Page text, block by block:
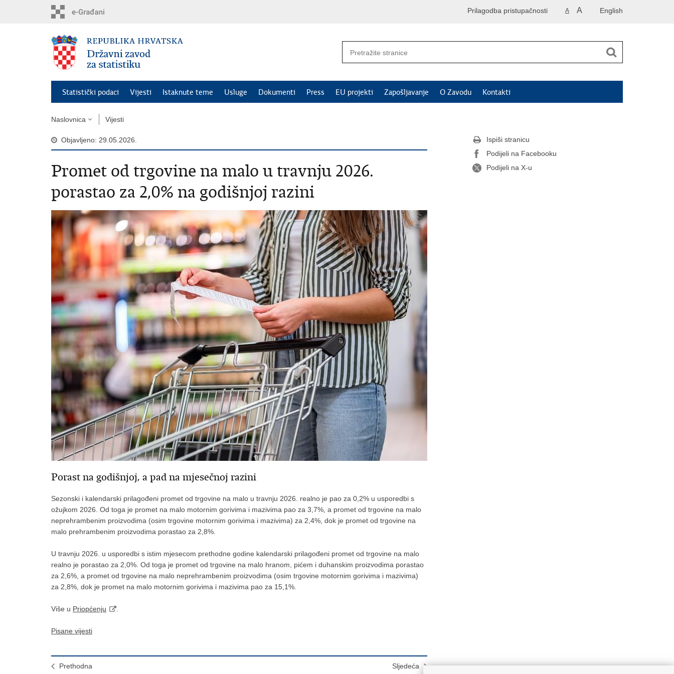
English
A A
Prilagodba pristupačnosti
Statistički podaci Vijesti Istaknute teme Usluge Dokumenti Press EU projekti Zapošljavanje O Zavodu Kontakti
Naslovnica Vijesti
Objavljeno: 29.05.2026.
Promet od trgovine na malo u travnju 2026.
porastao za 2,0% na godišnjoj razini
Porast na godišnjoj, a pad na mjesečnoj razini
Sezonski i kalendarski prilagođeni promet od trgovine na malo u travnju 2026. realno je pao za 0,2% u usporedbi s
ožujkom 2026. Od toga je promet na malo motornim gorivima i mazivima pao za 3,7%, a promet od trgovine na malo
neprehrambenim proizvodima (osim trgovine motornim gorivima i mazivima) za 2,4%, dok je promet od trgovine na
malo prehrambenim proizvodima porastao za 2,8%.
U travnju 2026. u usporedbi s istim mjesecom prethodne godine kalendarski prilagođeni promet od trgovine na malo
realno je porastao za 2,0%. Od toga je promet od trgovine na malo hranom, pićem i duhanskim proizvodima porastao
za 2,6%, a promet od trgovine na malo neprehrambenim proizvodima (osim trgovine motornim gorivima i mazivima)
za 2,8%, dok je promet na malo motornim gorivima i mazivima pao za 15,1%.
Više u Priopćenju
Pisane vijesti
Prethodna
Sljedeća
Ispiši stranicu
Podijeli na Facebooku
Podijeli na X-u